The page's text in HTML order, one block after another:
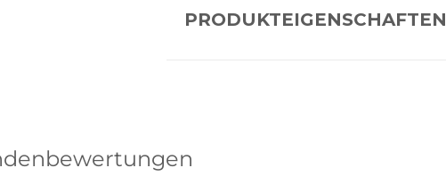
PRODUKTEIGENSCHAFTEN